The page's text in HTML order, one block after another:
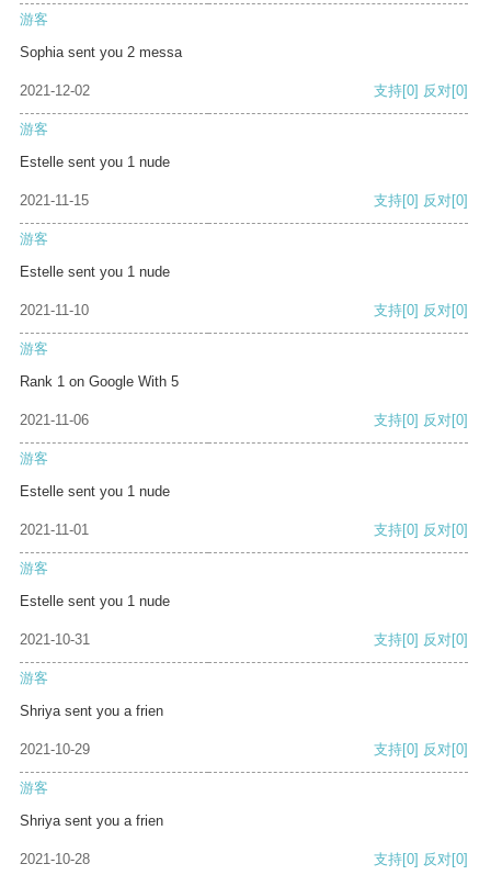
游客
Sophia sent you 2 messa
2021-12-02 支持[0] 反对[0]
游客
Estelle sent you 1 nude
2021-11-15 支持[0] 反对[0]
游客
Estelle sent you 1 nude
2021-11-10 支持[0] 反对[0]
游客
Rank 1 on Google With 5
2021-11-06 支持[0] 反对[0]
游客
Estelle sent you 1 nude
2021-11-01 支持[0] 反对[0]
游客
Estelle sent you 1 nude
2021-10-31 支持[0] 反对[0]
游客
Shriya sent you a frien
2021-10-29 支持[0] 反对[0]
游客
Shriya sent you a frien
2021-10-28 支持[0] 反对[0]